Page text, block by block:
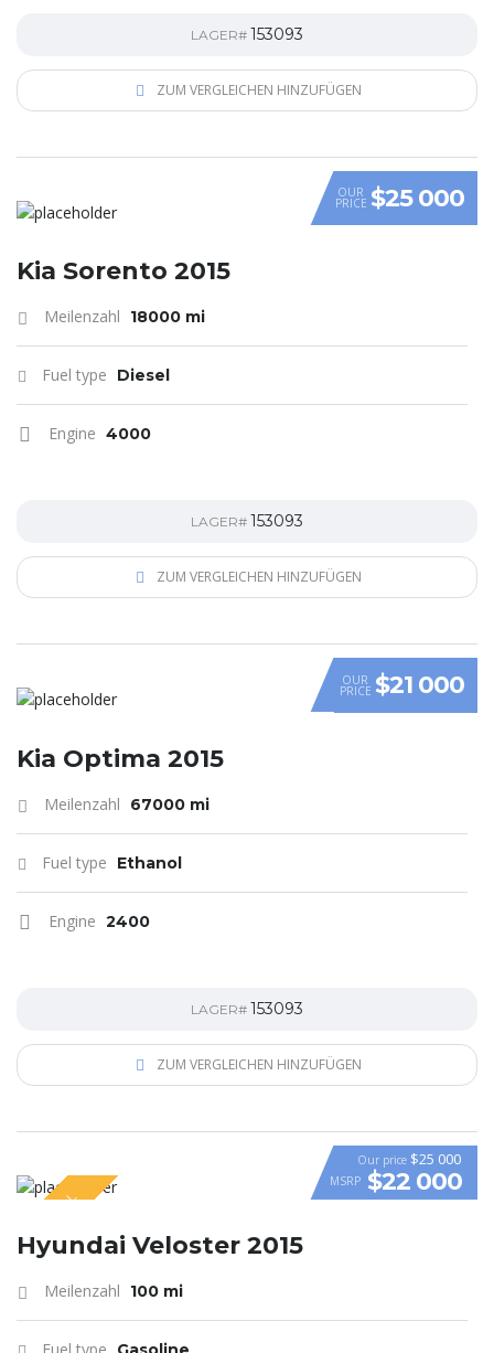
LAGER# 153093
ZUM VERGLEICHEN HINZUFÜGEN
OUR
PRICE $25 000
Kia Sorento 2015
Meilenzahl 18000 mi
Fuel type Diesel
Engine 4000
LAGER# 153093
ZUM VERGLEICHEN HINZUFÜGEN
OUR
PRICE $21 000
Kia Optima 2015
Meilenzahl 67000 mi
Fuel type Ethanol
Engine 2400
LAGER# 153093
ZUM VERGLEICHEN HINZUFÜGEN
VIDEO
SPECIAL
Our price $25 000
MSRP $22 000
Hyundai Veloster 2015
Meilenzahl 100 mi
Fuel type